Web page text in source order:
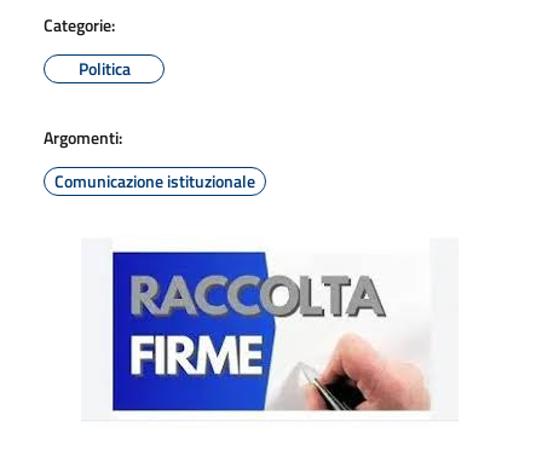
Categorie:
Politica
Argomenti:
Comunicazione istituzionale